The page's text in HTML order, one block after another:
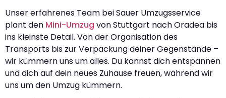
Unser erfahrenes Team bei Sauer Umzugsservice
plant den Mini-Umzug von Stuttgart nach Oradea bis
ins kleinste Detail. Von der Organisation des
Transports bis zur Verpackung deiner Gegenstände –
wir kümmern uns um alles. Du kannst dich entspannen
und dich auf dein neues Zuhause freuen, während wir
uns um den Umzug kümmern.